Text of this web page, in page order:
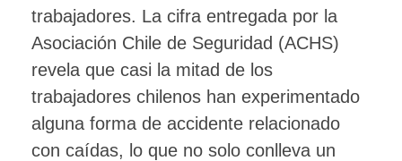
trabajadores. La cifra entregada por la
Asociación Chile de Seguridad (ACHS)
revela que casi la mitad de los
trabajadores chilenos han experimentado
alguna forma de accidente relacionado
con caídas, lo que no solo conlleva un